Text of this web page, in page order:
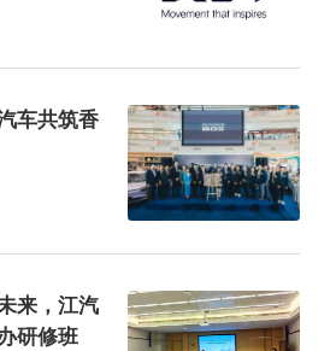
同出席。嘉宾与学生代表共
在全场倒数声中正式启动20
随后举行纪念品互赠环节，
秀作品集与科普绘本，小鹏
桌游，校方则回赠学生亲手
车共筑香
来，江汽
研修班